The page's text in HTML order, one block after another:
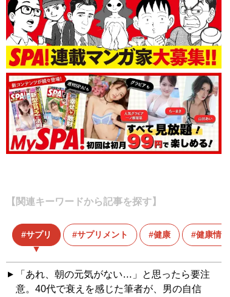
【関連キーワードから記事を探す】
サプリ サプリメント 健康 健康情報
「あれ、朝の元気がない…」と思ったら要注
意。40代で衰えを感じた筆者が、男の自信